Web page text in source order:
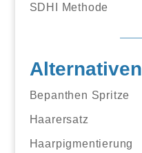
SDHI Methode
Alternativen
Bepanthen Spritze
Haarersatz
Haarpigmentierung